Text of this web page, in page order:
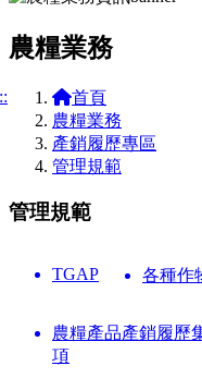
農糧業務
首頁
農糧業務
產銷履歷專區
管理規範
管理規範
TGAP 各種作
農糧產品產銷履歷
項